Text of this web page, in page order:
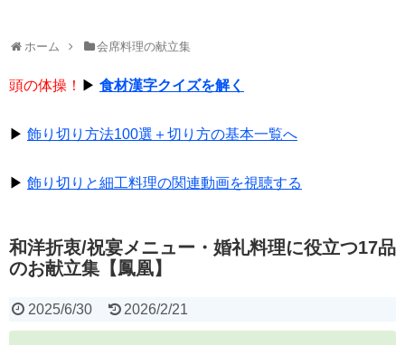
ホーム 会席料理の献立集
頭の体操！ ▶ 食材漢字クイズを解く
▶ 飾り切り方法100選＋切り方の基本一覧へ
▶ 飾り切りと細工料理の関連動画を視聴する
和洋折衷/祝宴メニュー・婚礼料理に役立つ17品
のお献立集【鳳凰】
2025/6/30 2026/2/21